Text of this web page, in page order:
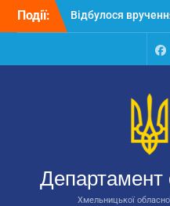
Перейти
Події:
автобусів для
Відбулося
державної
Відбулась обласна
відповідальних за
виховання
Департамент
Хмельницької